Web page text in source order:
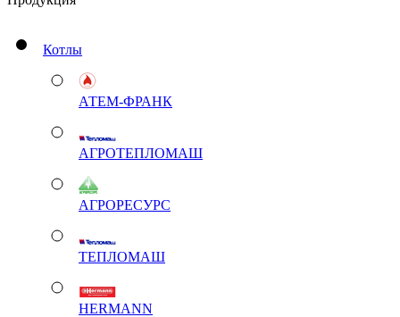
Котлы
АТЕМ-ФРАНК
АГРОТЕПЛОМАШ
АГРОРЕСУРС
ТЕПЛОМАШ
HERMANN